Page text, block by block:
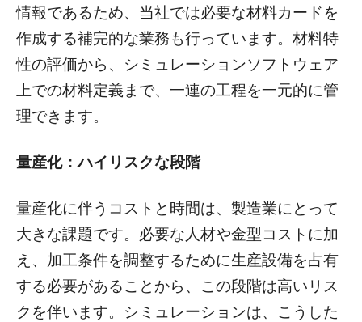
情報であるため、当社では必要な材料カードを
作成する補完的な業務も行っています。材料特
性の評価から、シミュレーションソフトウェア
上での材料定義まで、一連の工程を一元的に管
理できます。
量産化：ハイリスクな段階
量産化に伴うコストと時間は、製造業にとって
大きな課題です。必要な人材や金型コストに加
え、加工条件を調整するために生産設備を占有
する必要があることから、この段階は高いリス
クを伴います。シミュレーションは、こうした